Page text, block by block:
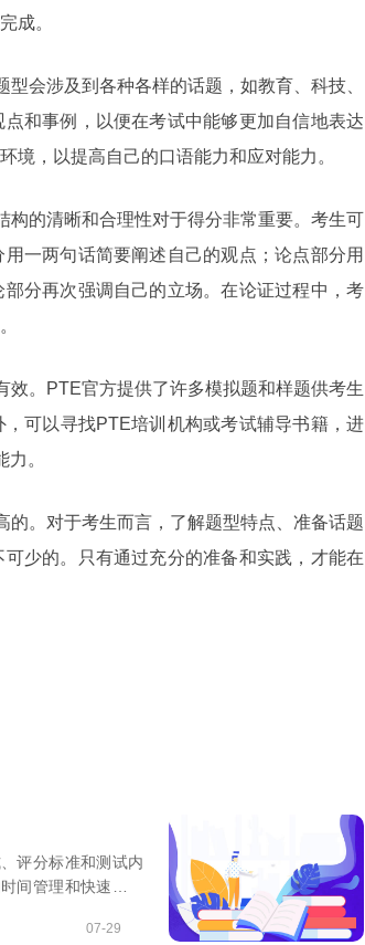
成。
会涉及到各种各样的话题，如教育、科技、
和事例，以便在考试中能够更加自信地表达
境，以提高自己的口语能力和应对能力。
的清晰和合理性对于得分非常重要。考生可
一两句话简要阐述自己的观点；论点部分用
分再次强调自己的立场。在论证过程中，考
。PTE官方提供了许多模拟题和样题供考生
可以寻找PTE培训机构或考试辅导书籍，进
。
。对于考生而言，了解题型特点、准备话题
少的。只有通过充分的准备和实践，才能在
评分标准和测试内
间管理和快速思维
07-29